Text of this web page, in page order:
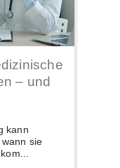
– und
kann
sie